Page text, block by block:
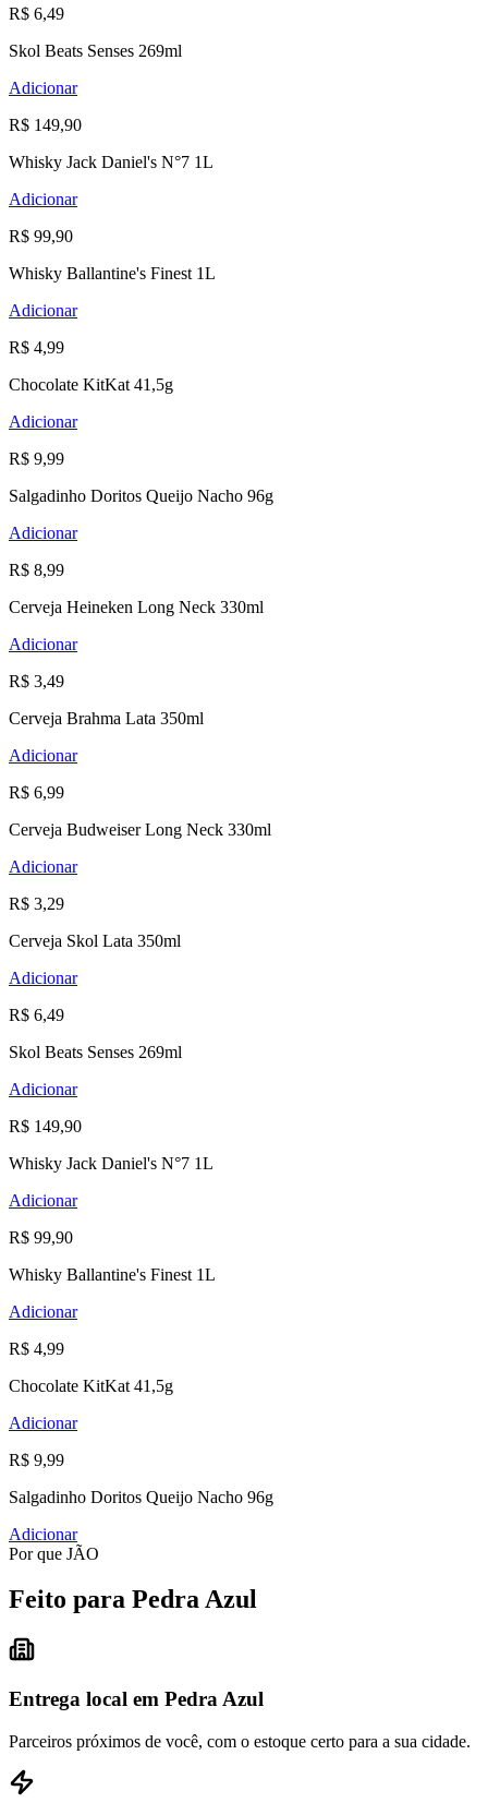
R$ 6,49
Skol Beats Senses 269ml
Adicionar
R$ 149,90
Whisky Jack Daniel's N°7 1L
Adicionar
R$ 99,90
Whisky Ballantine's Finest 1L
Adicionar
R$ 4,99
Chocolate KitKat 41,5g
Adicionar
R$ 9,99
Salgadinho Doritos Queijo Nacho 96g
Adicionar
R$ 8,99
Cerveja Heineken Long Neck 330ml
Adicionar
R$ 3,49
Cerveja Brahma Lata 350ml
Adicionar
R$ 6,99
Cerveja Budweiser Long Neck 330ml
Adicionar
R$ 3,29
Cerveja Skol Lata 350ml
Adicionar
R$ 6,49
Skol Beats Senses 269ml
Adicionar
R$ 149,90
Whisky Jack Daniel's N°7 1L
Adicionar
R$ 99,90
Whisky Ballantine's Finest 1L
Adicionar
R$ 4,99
Chocolate KitKat 41,5g
Adicionar
R$ 9,99
Salgadinho Doritos Queijo Nacho 96g
Adicionar
Por que JÃO
Feito para Pedra Azul
Entrega local em Pedra Azul
Parceiros próximos de você, com o estoque certo para a sua cidade.